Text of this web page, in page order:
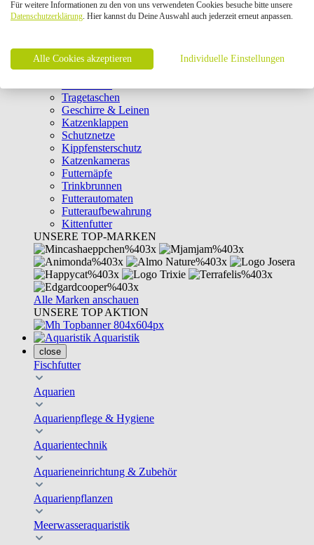
Intelligenzspielzeug
Laserpointer & Elektrospielzeug
Clicker & Target Sticks für Katzen
Weiteres Katzenspielzeug
Transportboxen
Tragetaschen
Geschirre & Leinen
Katzenklappen
Schutznetze
Kippfensterschutz
Katzenkameras
Futternäpfe
Trinkbrunnen
Futterautomaten
Futteraufbewahrung
Kittenfutter
UNSERE TOP-MARKEN
Alle Marken anschauen
UNSERE TOP AKTION
Aquaristik
close
Fischfutter
Aquarien
Aquarienpflege & Hygiene
Aquarientechnik
Aquarieneinrichtung & Zubehör
Aquarienpflanzen
Meerwasseraquaristik
Für weitere Informationen zu den von uns verwendeten Cookies besuche bitte unsere
Datenschutzerklärung. Hier kannst du Deine Auswahl auch jederzeit erneut anpassen.
Alle Cookies akzeptieren Individuelle Einstellungen